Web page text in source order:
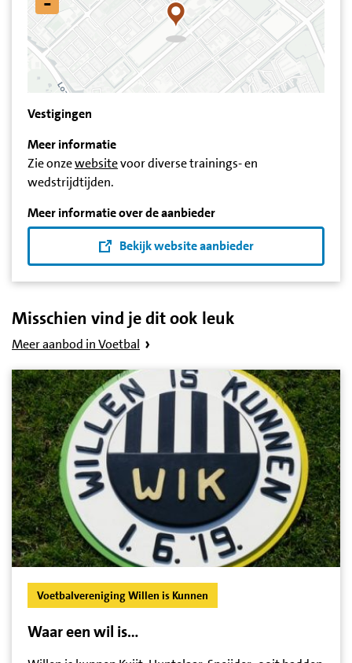
Vestigingen
Meer informatie
Zie onzewebsitevoor diverse trainings- en
wedstrijdtijden.
Meer informatie over de aanbieder
Bekijk website aanbieder
Misschien vind je dit ook leuk
Meer aanbod in Voetbal
Voetbalvereniging Willen is Kunnen
Waar een wil is…